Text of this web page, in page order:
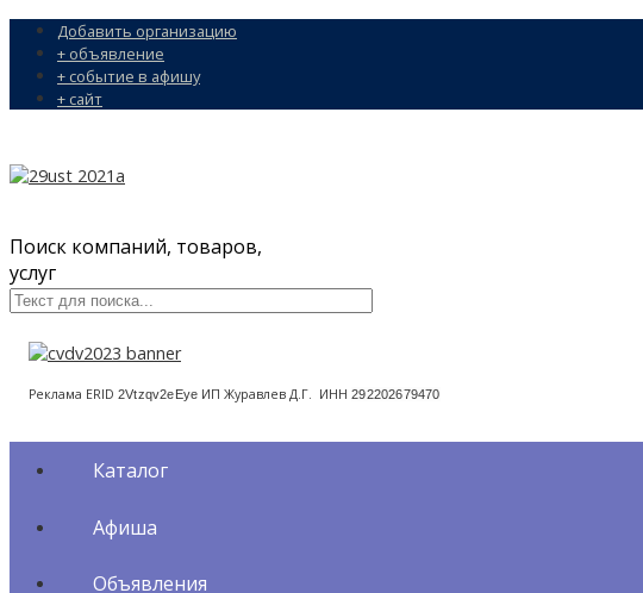
Добавить организацию
+ объявление
+ событие в афишу
+ сайт
Поиск компаний, товаров,
услуг
Реклама ERID 2Vtzqv2eEye ИП Журавлев Д.Г. ИНН292202679470
Каталог
Афиша
Объявления